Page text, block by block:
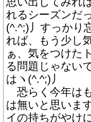
れるシーズンだ
(^.^;)丿すっかり
れば、もう少し
ぁ、気をつけた
る問題じゃない
はヽ(^.^;)丿
恐らく今年は
は無いと思いま
イの持ちがやけ